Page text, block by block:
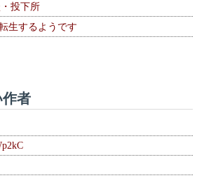
投下所
生するようです
者